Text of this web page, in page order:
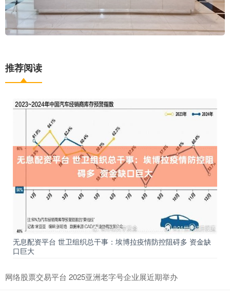
推荐阅读
无息配资平台 世卫组织总干事：埃博拉疫情防控阻碍多 资金缺
口巨大
网络股票交易平台 2025亚洲老字号企业展近期举办